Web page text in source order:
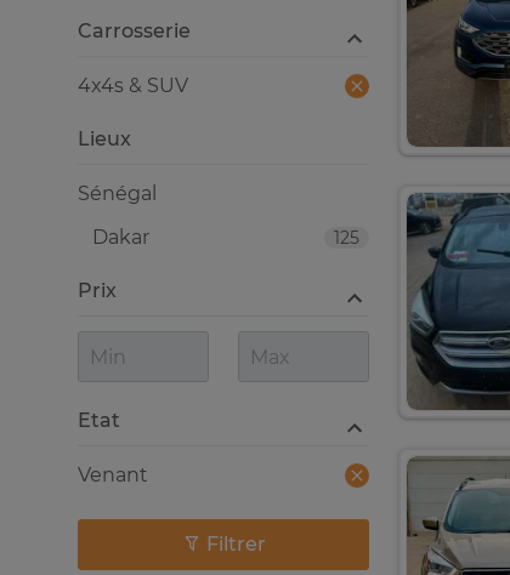
Lieux
Sénégal
125
Dakar
Prix
Etat
Venant
Carrosserie
4x4s & SUV
Filtrer